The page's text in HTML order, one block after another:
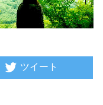
ツイート